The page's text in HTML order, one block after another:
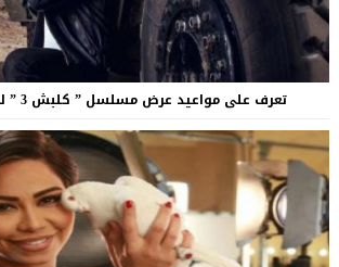
تعرف على مواعيد عرض مسلسل ” كلبش 3 ” للنجم أمير كرارة